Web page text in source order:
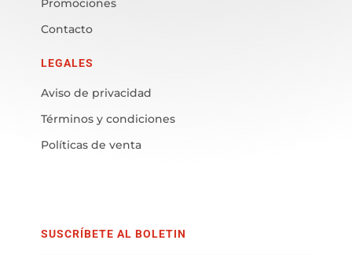
Promociones
Contacto
LEGALES
Aviso de privacidad
Términos y condiciones
Políticas de venta
SUSCRÍBETE AL BOLETIN